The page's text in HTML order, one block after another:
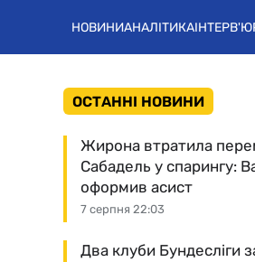
НОВИНИАНАЛІТИКАІНТЕРВ'Ю
ОСТАННІ НОВИНИ
7 серпня 22:03
Жирона втратила
Сабадель у спарингу:
оформив асист
Два клуби Бундесліги